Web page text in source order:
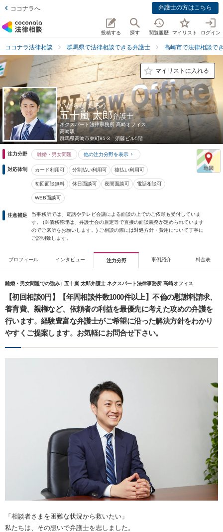
ココナラへ 弁護士の方はこちら
投稿する 探す 閲覧履歴 マイリスト ログイン
ココナラ法律相談 群馬県で法律相談できる弁護士 高崎市で法律相談で
マイリストに入れる
いがらし たろう
五十嵐 太郎弁護士
ネクスパート法律事務所 高崎オフィス
高崎駅
群馬県高崎市東町85-3 須藤ビル5階
注力分野 離婚・男女問題 他の注力分野を表示
対応体制 カード利用可 分割払い利用可 後払い利用可
初回面談無料 休日面談可 夜間面談可 電話相談可
WEB面談可
注意補足
当事務所では、電話やテレビ会議による面談の上でのご依頼も受付していま
す。 (※債務整理は、弁護士会の規定等で直接の面談義務が定められています
のでご来所をお願いします。) ご相談の際には対処方針・費用について丁寧に
ご説明致します。
プロフィール インタビュー 注力分野 事例紹介 料金表
離婚・男女問題での強み | 五十嵐 太郎弁護士 ネクスパート法律事務所 高崎オフィス
【初回相談0円】【年間相談件数1000件以上】不倫の慰謝料請求、
養育費、親権など、依頼者の利益を最優先に考えた攻めの弁護を
行います。経験豊富な弁護士がご希望に沿った解決方針をわかり
やすくご提案します。お気軽にお問合せ下さい。
「相談者さまを困難な状況から救いたい」
私たちは、その想いで弁護士を志しました。